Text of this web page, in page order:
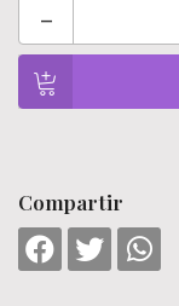
-
Compartir